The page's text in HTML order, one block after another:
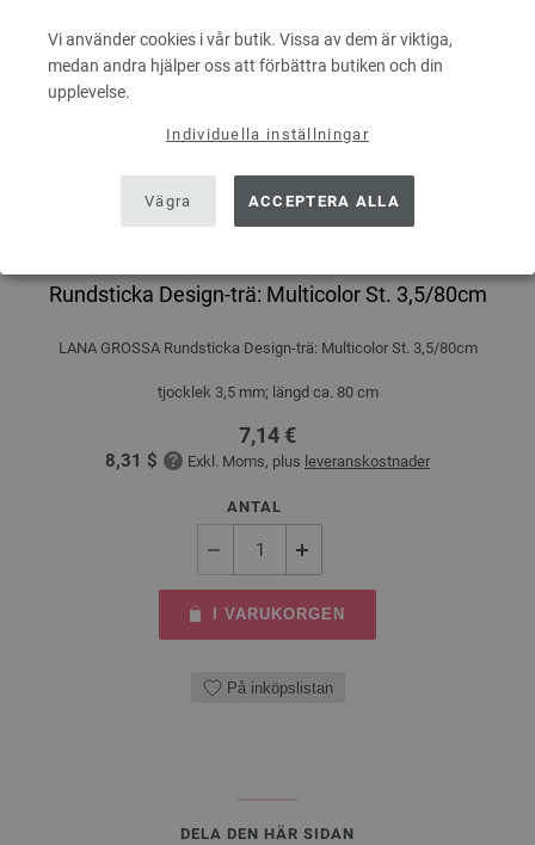
Vi använder cookies i vår butik. Vissa av dem är viktiga,
medan andra hjälper oss att förbättra butiken och din
upplevelse.
Individuella inställningar
Vägra ACCEPTERA ALLA
Rundsticka Design-trä: Multicolor St. 3,5/80cm
LANA GROSSA Rundsticka Design-trä: Multicolor St. 3,5/80cm
tjocklek 3,5 mm; längd ca. 80 cm
7,14 €
8,31 $ Exkl. Moms, plus leveranskostnader
ANTAL
I VARUKORGEN
På inköpslistan
DELA DEN HÄR SIDAN